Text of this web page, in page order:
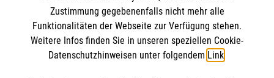
Nachhaltigkeit
Compliance
Malteser in Deutschland
Malteserorden
Sharepoint
Spendenkonto
Zustimmung gegebenenfalls nicht mehr alle
Funktionalitäten der Webseite zur Verfügung stehen.
Weitere Infos finden Sie in unseren speziellen Cookie-
Datenschutzhinweisen unter folgendem Link.